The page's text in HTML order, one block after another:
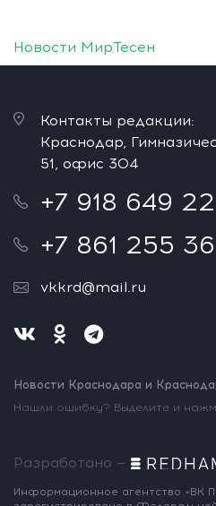
Новости МирТесен
Контакты редакции:
Краснодар,
51, офис 304
+7 918 649
+7 861 255
vkkrd@mail.ru
Новости Краснодара и
Нашли ошибку? Выделите и
Разработано —
Информационное агентство «ВК